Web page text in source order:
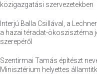
közigazgatási szervezetekben
Interjú Balla Csillával, a
a hazai téradat-ökoszisztéma
szerepéről
Szentirmai Tamás építészt
Minisztérium helyettes